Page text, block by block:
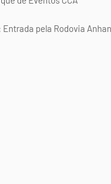
pela Rodovia